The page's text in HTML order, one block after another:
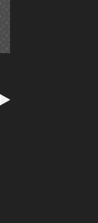
